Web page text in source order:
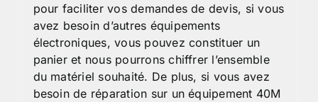
pour faciliter vos demandes de devis, si vous
avez besoin d’autres équipements
électroniques, vous pouvez constituer un
panier et nous pourrons chiffrer l’ensemble
du matériel souhaité. De plus, si vous avez
besoin de réparation sur un équipement 40M